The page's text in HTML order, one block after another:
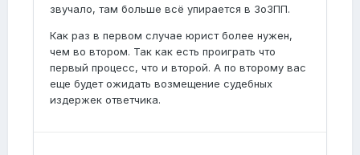
звучало, там больше всё упирается в ЗоЗПП.
Как раз в первом случае юрист более нужен,
чем во втором. Так как есть проиграть что
первый процесс, что и второй. А по второму вас
еще будет ожидать возмещение судебных
издержек ответчика.